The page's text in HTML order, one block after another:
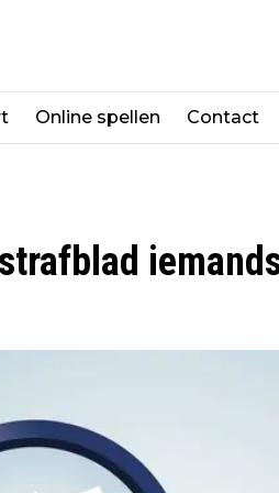
Online spellen Contact